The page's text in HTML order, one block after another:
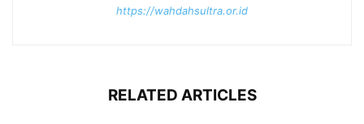
https://wahdahsultra.or.id
RELATED ARTICLES